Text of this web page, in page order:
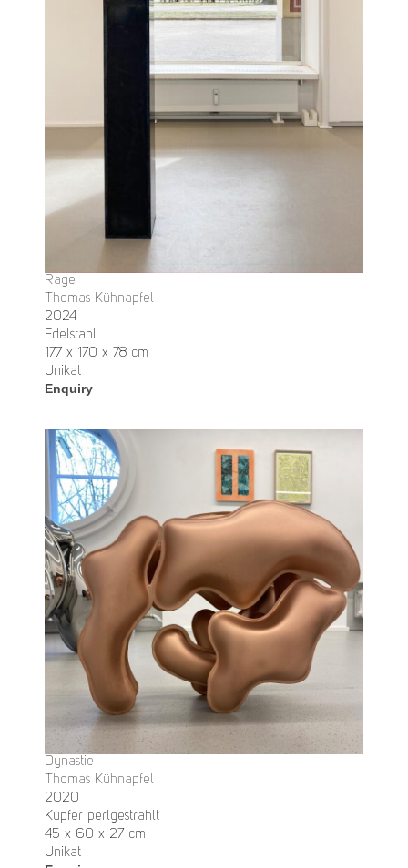
Rage
Thomas Kühnapfel
2024
Edelstahl
177 x 170 x 78 cm
Unikat
Enquiry
Dynastie
Thomas Kühnapfel
2020
Kupfer perlgestrahlt
45 x 60 x 27 cm
Unikat